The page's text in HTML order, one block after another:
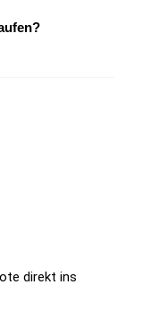
direkt ins